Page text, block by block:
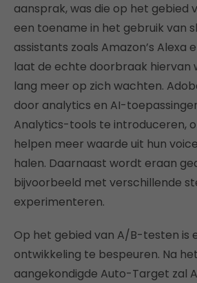
aansprak, was die op het gebied
een toename in het gebruik van
assistants zoals Amazon’s Alexa
laat de echte doorbraak hiervan
lang meer op zich wachten.
door analytics en AI-
Analytics-tools te introduceren,
helpen meer waarde uit hun
halen. Daarnaast wordt eraan
bijvoorbeeld met verschillende
experimenteren.
Op het gebied van A/B-testen is
ontwikkeling te bespeuren. Na
aangekondigde Auto-Target zal